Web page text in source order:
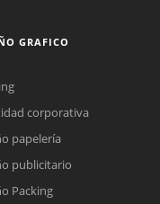
GRAFICO
corporativa
papelería
publicitario
Packing